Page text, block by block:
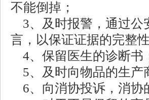
不能倒掉；
3、及时报警，通过公
言，以保证证据的完整性
4、保留医生的诊断书
5、及时向物品的生产
6、向消协投诉，消协